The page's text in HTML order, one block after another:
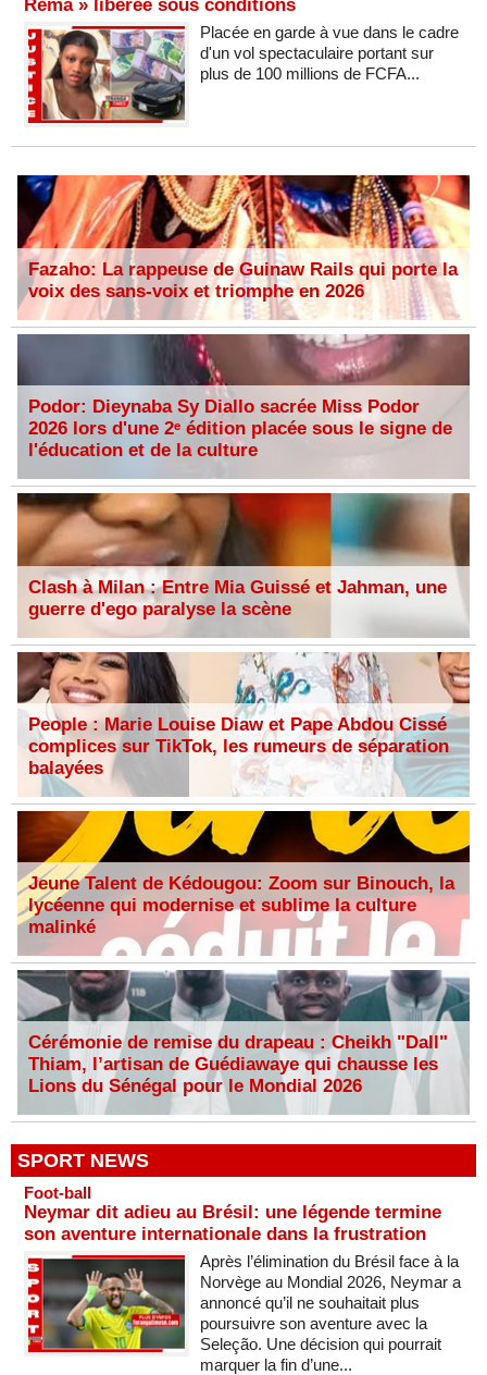
Réma » libérée sous conditions
Placée en garde à vue dans le cadre
d'un vol spectaculaire portant sur
plus de 100 millions de FCFA...
Fazaho: La rappeuse de Guinaw Rails qui porte la
voix des sans-voix et triomphe en 2026
Podor: Dieynaba Sy Diallo sacrée Miss Podor
2026 lors d'une 2ᵉ édition placée sous le signe de
l'éducation et de la culture
Clash à Milan : Entre Mia Guissé et Jahman, une
guerre d'ego paralyse la scène
People : Marie Louise Diaw et Pape Abdou Cissé
complices sur TikTok, les rumeurs de séparation
balayées
Jeune Talent de Kédougou: Zoom sur Binouch, la
lycéenne qui modernise et sublime la culture
malinké
Cérémonie de remise du drapeau : Cheikh "Dall"
Thiam, l’artisan de Guédiawaye qui chausse les
Lions du Sénégal pour le Mondial 2026
SPORT NEWS
Foot-ball
Neymar dit adieu au Brésil: une légende termine
son aventure internationale dans la frustration
Après l’élimination du Brésil face à la
Norvège au Mondial 2026, Neymar a
annoncé qu’il ne souhaitait plus
poursuivre son aventure avec la
Seleção. Une décision qui pourrait
marquer la fin d’une...